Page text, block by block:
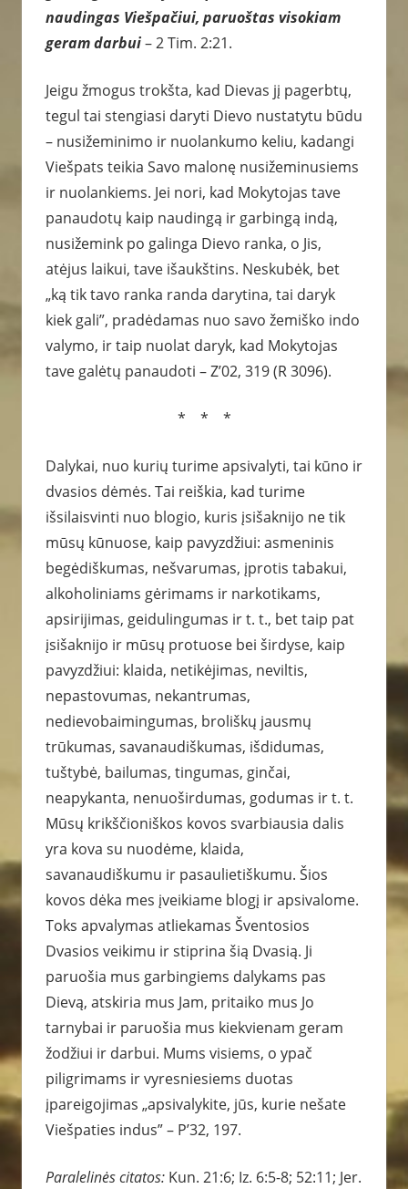
naudingas Viešpačiui, paruoštas visokiam
geram darbui– 2 Tim. 2:21.
Jeigu žmogus trokšta, kad Dievas jį pagerbtų,
tegul tai stengiasi daryti Dievo nustatytu būdu
– nusižeminimo ir nuolankumo keliu, kadangi
Viešpats teikia Savo malonę nusižeminusiems
ir nuolankiems. Jei nori, kad Mokytojas tave
panaudotų kaip naudingą ir garbingą indą,
nusižemink po galinga Dievo ranka, o Jis,
atėjus laikui, tave išaukštins. Neskubėk, bet
„ką tik tavo ranka randa darytina, tai daryk
kiek gali”, pradėdamas nuo savo žemiško indo
valymo, ir taip nuolat daryk, kad Mokytojas
tave galėtų panaudoti – Z’02, 319 (R 3096).
* * *
Dalykai, nuo kurių turime apsivalyti, tai kūno ir
dvasios dėmės. Tai reiškia, kad turime
išsilaisvinti nuo blogio, kuris įsišaknijo ne tik
mūsų kūnuose, kaip pavyzdžiui: asmeninis
begėdiškumas, nešvarumas, įprotis tabakui,
alkoholiniams gėrimams ir narkotikams,
apsirijimas, geidulingumas ir t. t., bet taip pat
įsišaknijo ir mūsų protuose bei širdyse, kaip
pavyzdžiui: klaida, netikėjimas, neviltis,
nepastovumas, nekantrumas,
nedievobaimingumas, broliškų jausmų
trūkumas, savanaudiškumas, išdidumas,
tuštybė, bailumas, tingumas, ginčai,
neapykanta, nenuoširdumas, godumas ir t. t.
Mūsų krikščioniškos kovos svarbiausia dalis
yra kova su nuodėme, klaida,
savanaudiškumu ir pasaulietiškumu. Šios
kovos dėka mes įveikiame blogį ir apsivalome.
Toks apvalymas atliekamas Šventosios
Dvasios veikimu ir stiprina šią Dvasią. Ji
paruošia mus garbingiems dalykams pas
Dievą, atskiria mus Jam, pritaiko mus Jo
tarnybai ir paruošia mus kiekvienam geram
žodžiui ir darbui. Mums visiems, o ypač
piligrimams ir vyresniesiems duotas
įpareigojimas „apsivalykite, jūs, kurie nešate
Viešpaties indus” – P’32, 197.
Paralelinės citatos: Kun. 21:6; Iz. 6:5-8; 52:11; Jer.